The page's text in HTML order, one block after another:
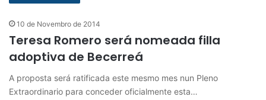
10 de Novembro de 2014
Teresa Romero será nomeada filla
adoptiva de Becerreá
A proposta será ratificada este mesmo mes nun Pleno
Extraordinario para conceder oficialmente esta…